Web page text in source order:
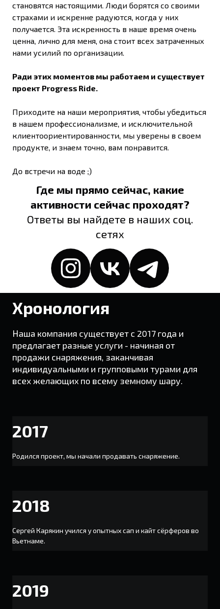
становятся настоящими. Люди борятся со своими
страхами и искренне радуются, когда у них
получается. Эта искренность в наше время очень
ценна, лично для меня, она стоит всех затраченных
нами усилий по организации.
Ради этих моментов мы работаем и существует
проект Progress Ride.
Приходите на наши мероприятия, чтобы убедиться
в нашем профессионализме, и исключительной
клиентоориентированности, мы уверены в своем
продукте, и знаем точно, вам понравится.
До встречи на воде ;)
Где мы прямо сейчас, какие
активности сейчас проходят?
Ответы вы найдете в наших соц.
сетях
Хронология
Наша компания существует с 2017 года и
предлагает разные услуги - начиная от
продажи снаряжения, заканчивая
индивидуальными и групповыми турами для
всех желающих по всему земному шару.
2017
Родился проект, мы начали продавать снаряжение.
2018
Сергей Карякин учился у опытных сап и кайт сёрферов во
Вьетнаме.
2019